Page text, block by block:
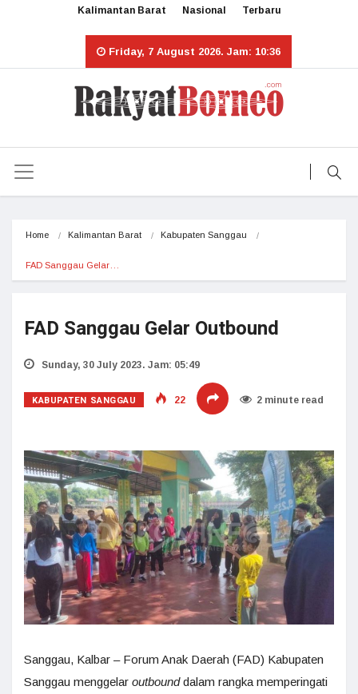
Kalimantan Barat Nasional Terbaru
Friday, 7 August 2026. Jam: 10:36
Home Kalimantan Barat Kabupaten Sanggau
FAD Sanggau Gelar…
FAD Sanggau Gelar Outbound
Sunday, 30 July 2023. Jam: 05:49
KABUPATEN SANGGAU 22 2 minute read
Sanggau, Kalbar – Forum Anak Daerah (FAD) Kabupaten
Sanggau menggelar outbounddalam rangka memperingati